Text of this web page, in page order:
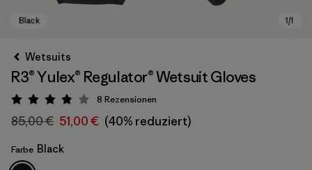
Wetsuits
R3® Yulex® Regulator® Wetsuit Gloves
Bewertung: 3.9 / 5
8 Rezensionen
85,00 € 51,00 € (40% reduziert)
Farbe Black